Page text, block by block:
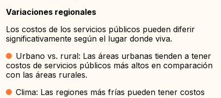
Variaciones regionales
Los costos de los servicios públicos pueden diferir
significativamente según el lugar donde viva.
Urbano vs. rural: Las áreas urbanas tienden a tener
costos de servicios públicos más altos en comparación
con las áreas rurales.
Clima: Las regiones más frías pueden tener costos